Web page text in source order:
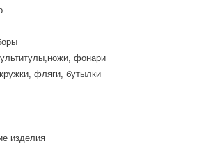
фонари
фляги, бутылки
изделия